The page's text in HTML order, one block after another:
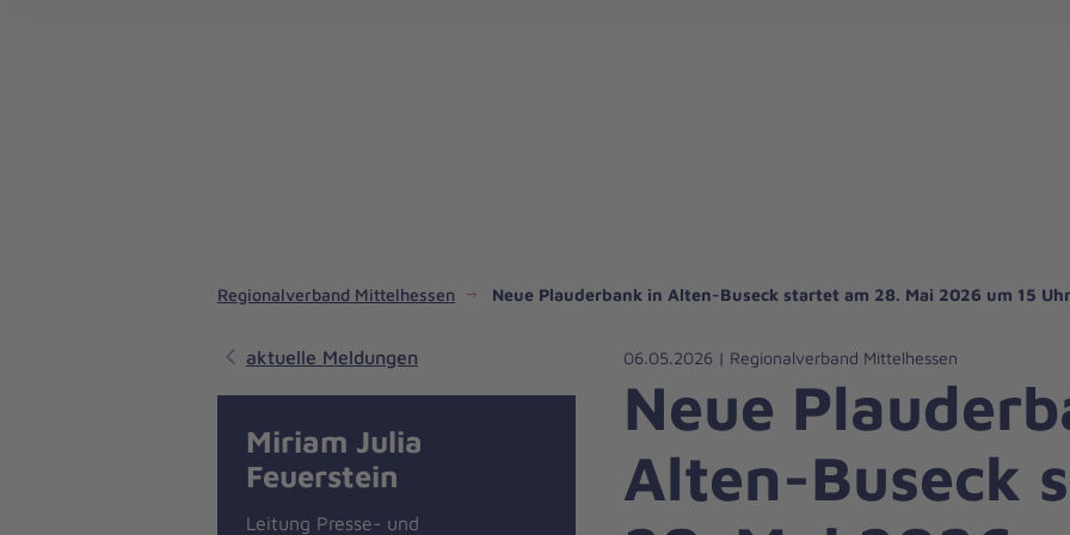
Regionalverband Mittelhessen Neue Plauderbank in Alten-Buseck startet am 28. Mai 2026 um 15 Uhr
06.05.2026 | Regionalverband Mittelhessen
Neue
Alten-Buseck
aktuelle Meldungen
Miriam Julia
Feuerstein
Leitung Presse- und